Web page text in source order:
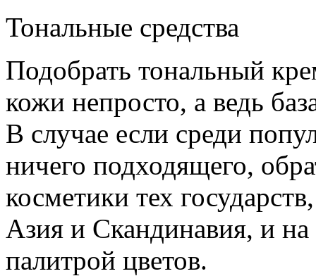
Тональные средства
Подобрать тональный
кожи непросто, а ведь
В случае если среди
ничего подходящего,
косметики тех
Азия и Скандинавия, и
палитрой цветов.